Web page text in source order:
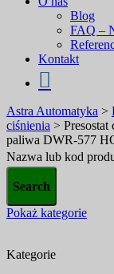
Blog
FAQ –
Kontakt
Astra Automatyka >
ciśnienia >
paliwa DWR-577
Nazwa lub kod
Pokaż kategorie
Kategorie